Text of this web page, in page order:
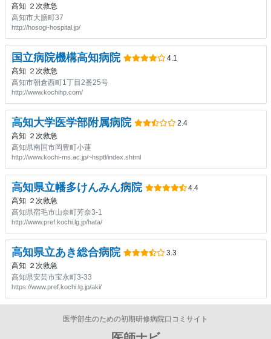
高知 ２次救急
高知市大膳町37
http://hosogi-hospital.jp/
国立病院機構高知病院
4.1
高知 ２次救急
高知市朝倉西町1丁目2番25号
http://www.kochihp.com/
高知大学医学部附属病院
2.4
高知 ２次救急
高知県南国市岡豊町小蓮
http://www.kochi-ms.ac.jp/~hsptl/index.shtml
高知県立幡多けんみん病院
4.4
高知 ２次救急
高知県宿毛市山奈町芳奈3-1
http://www.pref.kochi.lg.jp/hata/
高知県立あき総合病院
3.3
高知 ２次救急
高知県安芸市宝永町3-33
https://www.pref.kochi.lg.jp/aki/
医学部生のための初期研修病院口コミサイト